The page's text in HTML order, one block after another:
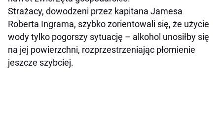
Strażacy, dowodzeni przez kapitana Jamesa
Roberta Ingrama, szybko zorientowali się, że użycie
wody tylko pogorszy sytuację – alkohol unosiłby się
na jej powierzchni, rozprzestrzeniając płomienie
jeszcze szybciej.